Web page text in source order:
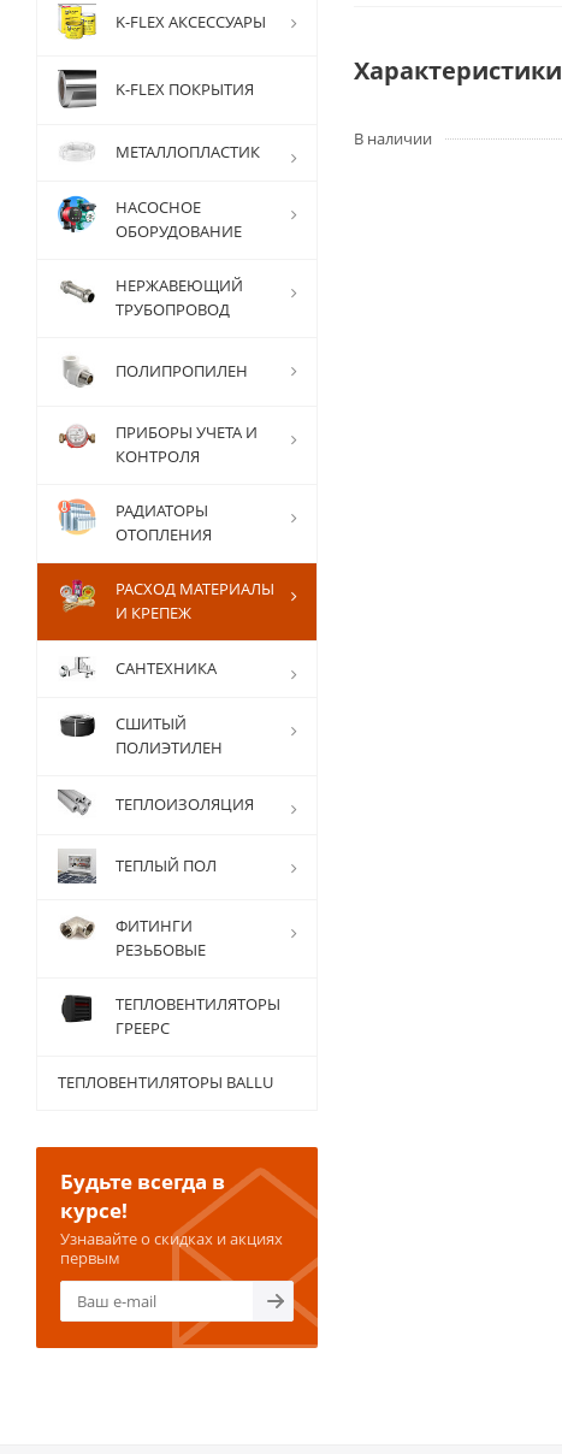
Характеристики
В наличии
K-FLEX АКСЕССУАРЫ
K-FLEX ПОКРЫТИЯ
МЕТАЛЛОПЛАСТИК
НАСОСНОЕ
ОБОРУДОВАНИЕ
НЕРЖАВЕЮЩИЙ
ТРУБОПРОВОД
ПОЛИПРОПИЛЕН
ПРИБОРЫ УЧЕТА И
КОНТРОЛЯ
РАДИАТОРЫ
ОТОПЛЕНИЯ
РАСХОД МАТЕРИАЛЫ
И КРЕПЕЖ
САНТЕХНИКА
СШИТЫЙ
ПОЛИЭТИЛЕН
ТЕПЛОИЗОЛЯЦИЯ
ТЕПЛЫЙ ПОЛ
ФИТИНГИ
РЕЗЬБОВЫЕ
ТЕПЛОВЕНТИЛЯТОРЫ
ГРЕЕРС
ТЕПЛОВЕНТИЛЯТОРЫ BALLU
Будьте всегда в
курсе!
Узнавайте о скидках и акциях
первым